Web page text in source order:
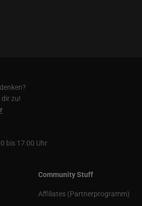
dir zu!
bis 17:00 Uhr
Community Stuff
Affiliates (Partnerprogramm)